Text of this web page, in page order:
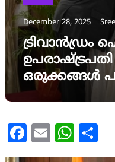
December 28, 2025
ട്രിവാന്‍ഡ്രം
ഒരുക്കങ്ങള്‍
Facebook
Email